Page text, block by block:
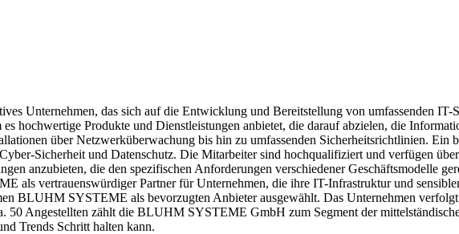
Unternehmen, das sich auf die Entwicklung und Bereitstellung von umfassenden IT-
hochwertige Produkte und Dienstleistungen anbietet, die darauf abzielen, die
über Netzwerküberwachung bis hin zu umfassenden Sicherheitsrichtlinien. Ein
Sicherheit und Datenschutz. Die Mitarbeiter sind hochqualifiziert und verfügen
anzubieten, die den spezifischen Anforderungen verschiedener Geschäftsmodelle
als vertrauenswürdiger Partner für Unternehmen, die ihre IT-Infrastruktur und
BLUHM SYSTEME als bevorzugten Anbieter ausgewählt. Das Unternehmen
50 Angestellten zählt die BLUHM SYSTEME GmbH zum Segment der
Trends Schritt halten kann.